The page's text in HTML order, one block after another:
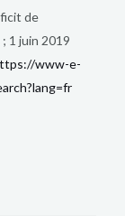
de
1 juin 2019
www-e-